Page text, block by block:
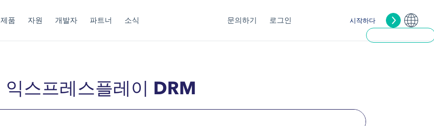
제품 자원 개발자 파트너 소식 문의하기 로그인 시작하다
익스프레스플레이 DRM